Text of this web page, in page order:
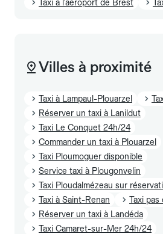
Taxi à l'aéroport de Brest
Villes à proximité
Taxi à Lampaul-Plouarzel
Réserver un taxi à Lanildut
Taxi Le Conquet 24h/24
Commander un taxi à Plouarzel
Taxi Ploumoguer disponible
Service taxi à Plougonvelin
Taxi Ploudalmézeau sur
Taxi à Saint-Renan
Taxi pas
Réserver un taxi à Landéda
Taxi Camaret-sur-Mer 24h/24